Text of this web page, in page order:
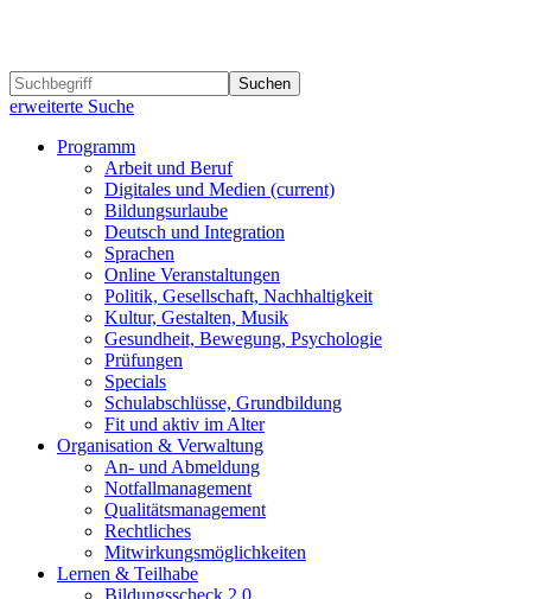
Suchen
erweiterte Suche
Programm
Arbeit und Beruf
Digitales und Medien (current)
Bildungsurlaube
Deutsch und Integration
Sprachen
Online Veranstaltungen
Politik, Gesellschaft, Nachhaltigkeit
Kultur, Gestalten, Musik
Gesundheit, Bewegung, Psychologie
Prüfungen
Specials
Schulabschlüsse, Grundbildung
Fit und aktiv im Alter
Organisation & Verwaltung
An- und Abmeldung
Notfallmanagement
Qualitätsmanagement
Rechtliches
Mitwirkungsmöglichkeiten
Lernen & Teilhabe
Bildungsscheck 2.0